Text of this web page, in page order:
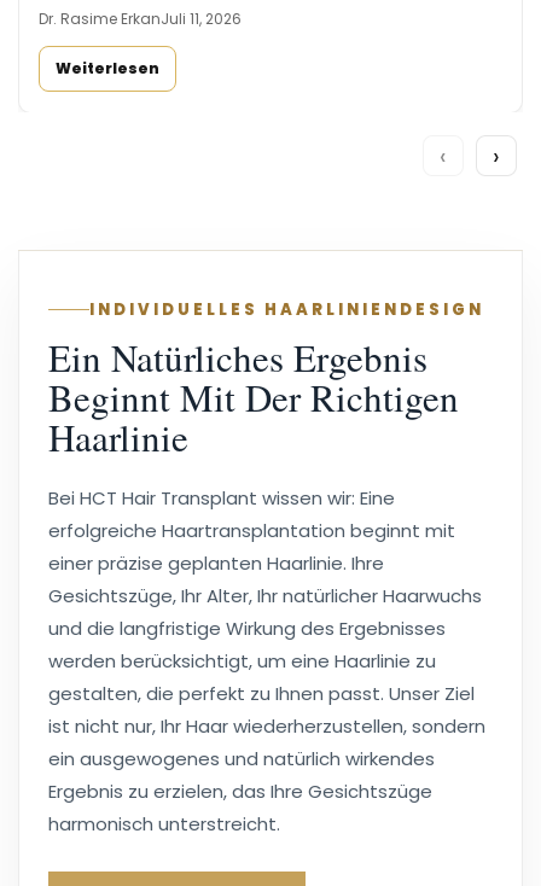
Dr. Rasime ErkanJuli 11, 2026
Weiterlesen
‹ ›
INDIVIDUELLES HAARLINIENDESIGN
Ein Natürliches Ergebnis
Beginnt Mit Der Richtigen
Haarlinie
Bei HCT Hair Transplant wissen wir: Eine
erfolgreiche Haartransplantation beginnt mit
einer präzise geplanten Haarlinie. Ihre
Gesichtszüge, Ihr Alter, Ihr natürlicher Haarwuchs
und die langfristige Wirkung des Ergebnisses
werden berücksichtigt, um eine Haarlinie zu
gestalten, die perfekt zu Ihnen passt. Unser Ziel
ist nicht nur, Ihr Haar wiederherzustellen, sondern
ein ausgewogenes und natürlich wirkendes
Ergebnis zu erzielen, das Ihre Gesichtszüge
harmonisch unterstreicht.